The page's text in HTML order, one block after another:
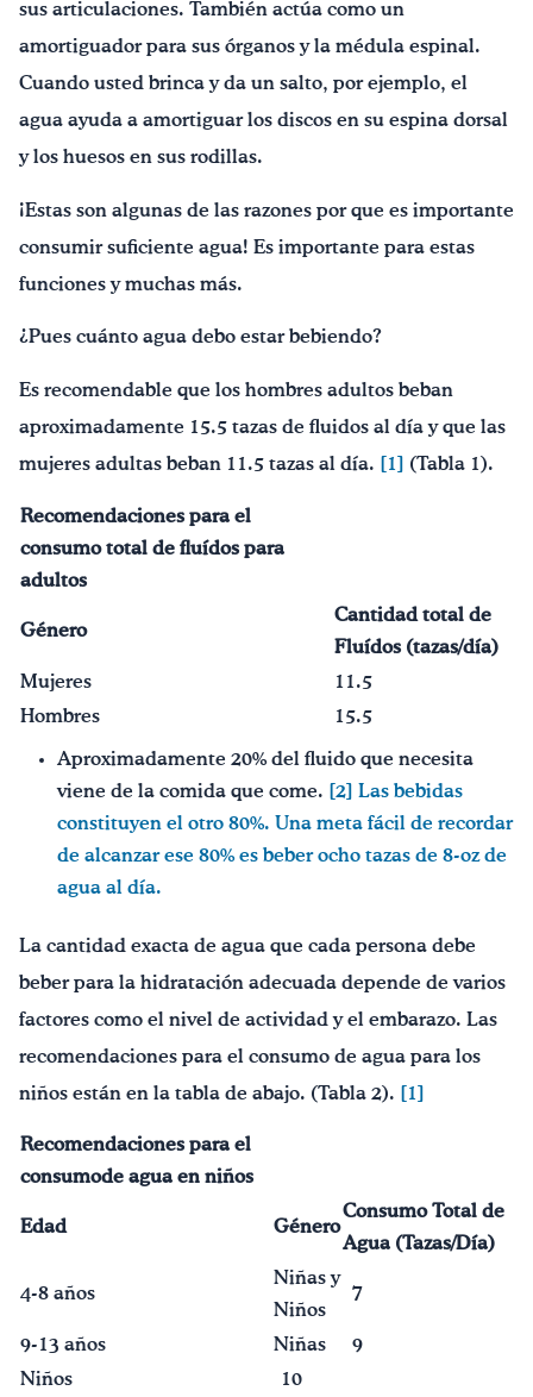
sus articulaciones. También actúa como un
amortiguador para sus órganos y la médula espinal.
Cuando usted brinca y da un salto, por ejemplo, el
agua ayuda a amortiguar los discos en su espina dorsal
y los huesos en sus rodillas.
¡Estas son algunas de las razones por que es importante
consumir suficiente agua! Es importante para estas
funciones y muchas más.
¿Pues cuánto agua debo estar bebiendo?
Es recomendable que los hombres adultos beban
aproximadamente 15.5 tazas de fluidos al día y que las
mujeres adultas beban 11.5 tazas al día. [1] (Tabla 1).
Recomendaciones para el
consumo total de fluídos para
adultos
Género
Cantidad total de
Fluídos (tazas/día)
Mujeres
11.5
Hombres
15.5
Aproximadamente 20% del fluido que necesita
viene de la comida que come. [2] Las bebidas
constituyen el otro 80%. Una meta fácil de recordar
de alcanzar ese 80% es beber ocho tazas de 8-oz de
agua al día.
La cantidad exacta de agua que cada persona debe
beber para la hidratación adecuada depende de varios
factores como el nivel de actividad y el embarazo. Las
recomendaciones para el consumo de agua para los
niños están en la tabla de abajo. (Tabla 2). [1]
Recomendaciones para el
consumode agua en niños
Edad Género
Consumo Total de
Agua (Tazas/Día)
4-8 años
Niñas y
Niños
7
9-13 años Niñas
9
Niños
10